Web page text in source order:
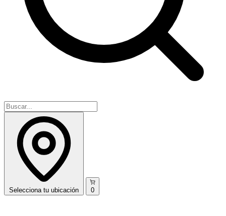
Selecciona tu ubicación 0